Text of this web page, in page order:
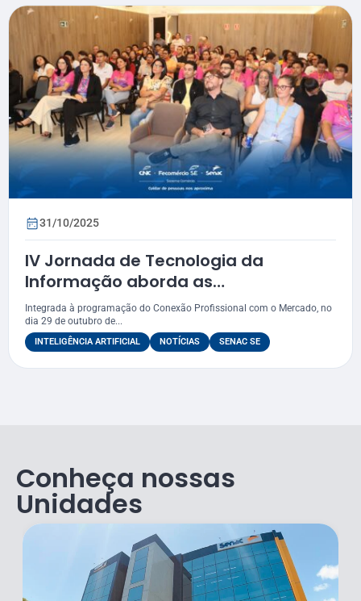
31/10/2025
IV Jornada de Tecnologia da
Informação aborda as
transformações da IA no ambiente
educacional
Integrada à programação do Conexão Profissional com o Mercado, no
dia 29 de outubro de...
INTELIGÊNCIA ARTIFICIAL NOTÍCIAS SENAC SE
Conheça nossas
Unidades